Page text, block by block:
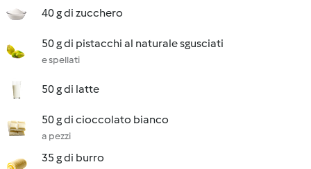
40 g di zucchero
50 g di pistacchi al naturale sgusciati
e spellati
50 g di latte
50 g di cioccolato bianco
a pezzi
35 g di burro